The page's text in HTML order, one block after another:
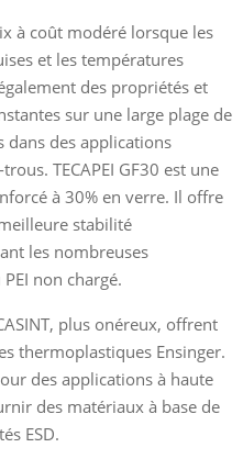
à coût modéré lorsque les
et les températures
des propriétés et
sur une large plage de
dans des applications
TECAPEI GF30 est une
à 30% en verre. Il offre
stabilité
les nombreuses
non chargé.
plus onéreux, offrent
thermoplastiques Ensinger.
des applications à haute
des matériaux à base de
ESD.